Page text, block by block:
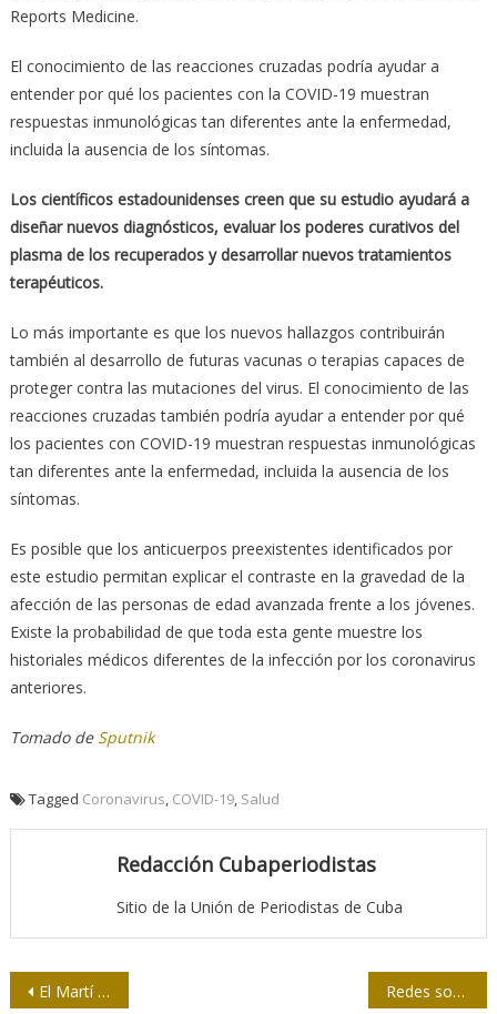
Reports Medicine.
El conocimiento de las reacciones cruzadas podría ayudar a
entender por qué los pacientes con la COVID-19 muestran
respuestas inmunológicas tan diferentes ante la enfermedad,
incluida la ausencia de los síntomas.
Los científicos estadounidenses creen que su estudio ayudará a
diseñar nuevos diagnósticos, evaluar los poderes curativos del
plasma de los recuperados y desarrollar nuevos tratamientos
terapéuticos.
Lo más importante es que los nuevos hallazgos contribuirán
también al desarrollo de futuras vacunas o terapias capaces de
proteger contra las mutaciones del virus. El conocimiento de las
reacciones cruzadas también podría ayudar a entender por qué
los pacientes con COVID-19 muestran respuestas inmunológicas
tan diferentes ante la enfermedad, incluida la ausencia de los
síntomas.
Es posible que los anticuerpos preexistentes identificados por
este estudio permitan explicar el contraste en la gravedad de la
afección de las personas de edad avanzada frente a los jóvenes.
Existe la probabilidad de que toda esta gente muestre los
historiales médicos diferentes de la infección por los coronavirus
anteriores.
Tomado de Sputnik
Tagged Coronavirus COVID-19, Salud
Redacción Cubaperiodistas
Sitio de la Unión de Periodistas de Cuba
Navegación
El Martí que me acompaña Redes sociales y soberanía